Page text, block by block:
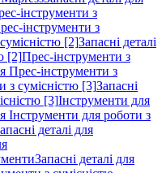
інструменти з
інструменти з
[2]Запасні деталі
[2]Прес-інструменти з
Прес-інструменти з
з сумісністю [3]Запасні
[3]Інструменти для
Інструменти для роботи з
деталі для
Запасні деталі для